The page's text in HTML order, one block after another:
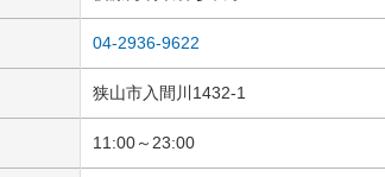
04-2936-9622
狭山市入間川1432-1
11:00～23:00